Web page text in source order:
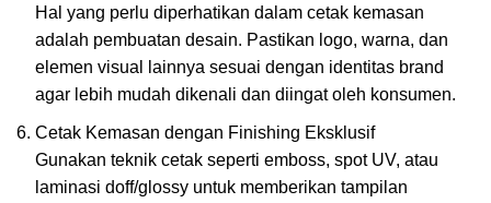
Hal yang perlu diperhatikan dalam cetak kemasan
adalah pembuatan desain. Pastikan logo, warna, dan
elemen visual lainnya sesuai dengan identitas brand
agar lebih mudah dikenali dan diingat oleh konsumen.
Cetak Kemasan dengan Finishing Eksklusif
Gunakan teknik cetak seperti emboss, spot UV, atau
laminasi doff/glossy untuk memberikan tampilan